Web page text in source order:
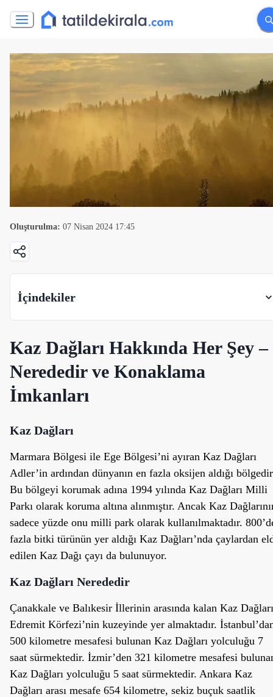
Oluşturulma: 07 Nisan 2024 17:45
İçindekiler
Kaz Dağları Hakkında Her Şey –
Nerededir ve Konaklama
İmkanları
Kaz Dağları
Marmara Bölgesi ile Ege Bölgesi’ni ayıran Kaz Dağları
Adler’in ardından dünyanın en fazla oksijen aldığı
Bu bölgeyi korumak adına 1994 yılında Kaz Dağları Milli
Parkı olarak koruma altına alınmıştır. Ancak Kaz
sadece yüzde onu milli park olarak kullanılmaktadır.
fazla bitki türünün yer aldığı Kaz Dağları’nda çaylardan
edilen Kaz Dağı çayı da bulunuyor.
Kaz Dağları Nerededir
Çanakkale ve Balıkesir İllerinin arasında kalan Kaz Dağları
Edremit Körfezi’nin kuzeyinde yer almaktadır.
500 kilometre mesafesi bulunan Kaz Dağları yolculuğu 7
saat sürmektedir. İzmir’den 321 kilometre mesafesi
Kaz Dağları yolculuğu 5 saat sürmektedir. Ankara Kaz
Dağları arası mesafe 654 kilometre, sekiz buçuk saatlik